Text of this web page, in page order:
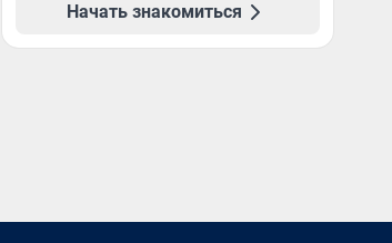
Начать знакомиться